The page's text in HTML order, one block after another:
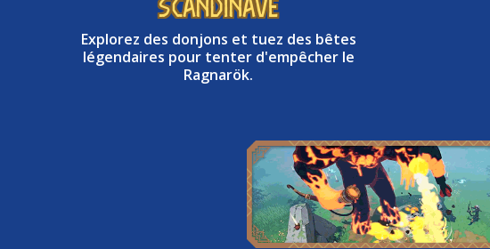
scandinave
Explorez des donjons et tuez des bêtes
légendaires pour tenter d'empêcher le
Ragnarök.